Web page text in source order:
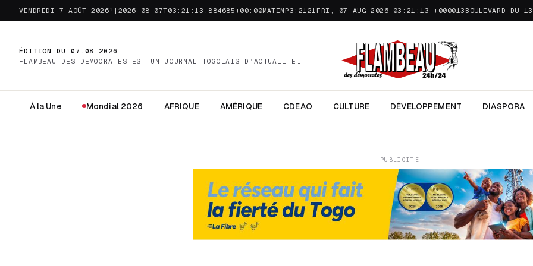
VENDREDI 7 AOÛT 2026"|2026-08-07T03:21:13.884685+00:00MATINP3:2121FRI, 07 AUG 2026 03:21:13 +000013 BOULEVARD DU
ÉDITION DU 07.08.2026
FLAMBEAU DES DÉMOCRATES EST UN JOURNAL TOGOLAIS D’ACTUALITÉ…
À la Une Mondial 2026 AFRIQUE AMÉRIQUE CDEAO CULTURE DÉVELOPPEMENT DIASPORA
PUBLICITÉ